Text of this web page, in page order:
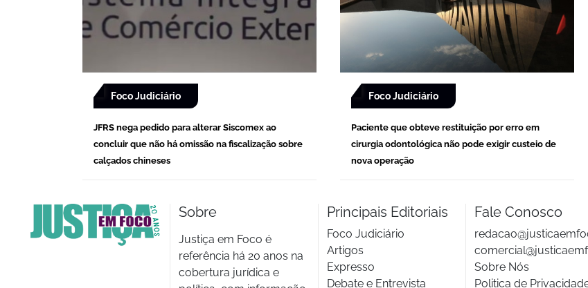
Foco Judiciário
JFRS nega pedido para alterar Siscomex ao
concluir que não há omissão na fiscalização sobre
calçados chineses
Foco Judiciário
Paciente que obteve restituição por erro em
cirurgia odontológica não pode exigir custeio de
nova operação
Sobre
Justiça em Foco é
referência há 20 anos na
cobertura jurídica e
Principais Editoriais
Foco Judiciário
Artigos
Expresso
Debate e Entrevista
Fale Conosco
Sobre Nós
Politica de